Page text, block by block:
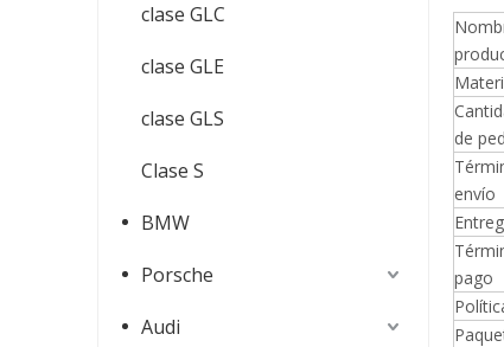
clase GLC
clase GLE
clase GLS
Clase S
BMW
Porsche
Audi
de
envío
pago